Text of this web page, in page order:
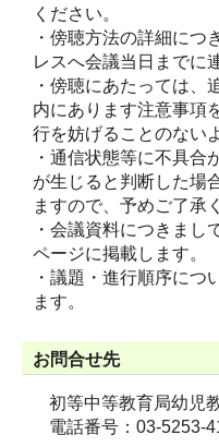
ください。
・傍聴方法の詳細につ
レスへ会議当日までに
・傍聴にあたっては、
内にあります注意事項
行を妨げることのない
・通信状態等に不具合
が生じると判断した場
ますので、予めご了承
・会議資料につきまし
ページに掲載します。
・議題・進行順序につ
ます。
お問合せ先
初等中等教育局幼児
電話番号：03-5253-